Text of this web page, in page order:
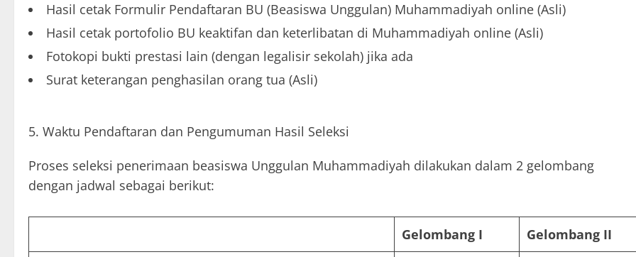
Hasil cetak Formulir Pendaftaran BU (Beasiswa Unggulan) Muhammadiyah online (Asli)
Hasil cetak portofolio BU keaktifan dan keterlibatan di Muhammadiyah online (Asli)
Fotokopi bukti prestasi lain (dengan legalisir sekolah) jika ada
Surat keterangan penghasilan orang tua (Asli)
Waktu Pendaftaran dan Pengumuman Hasil Seleksi
Proses seleksi penerimaan beasiswa Unggulan Muhammadiyah dilakukan dalam 2 gelombang
dengan jadwal sebagai berikut:
Gelombang I Gelombang II